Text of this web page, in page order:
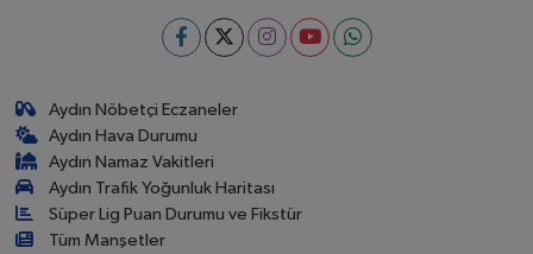
Aydın Nöbetçi Eczaneler
Aydın Hava Durumu
Aydın Namaz Vakitleri
Aydın Trafik Yoğunluk Haritası
Süper Lig Puan Durumu ve Fikstür
Tüm Manşetler